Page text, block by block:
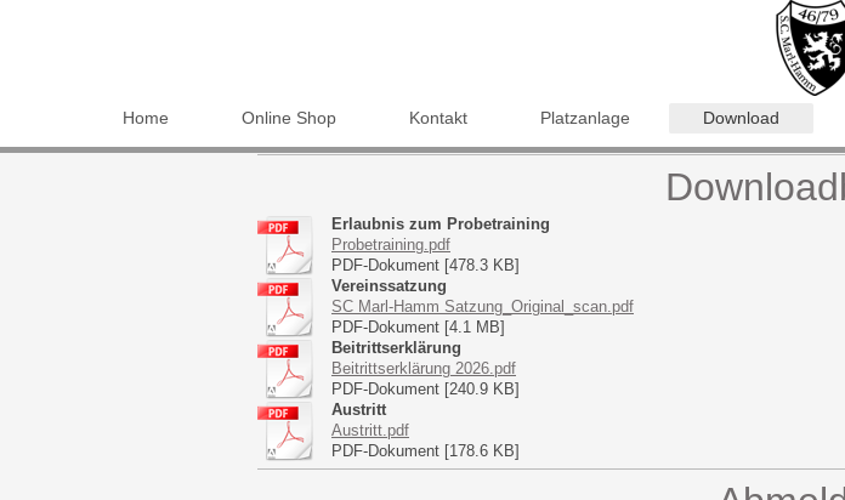
Home Online Shop Kontakt Platzanlage Download
Erlaubnis zum Probetraining
Probetraining.pdf
PDF-Dokument [478.3 KB]
Vereinssatzung
SC Marl-Hamm Satzung_Original_scan.pdf
PDF-Dokument [4.1 MB]
Beitrittserklärung
Beitrittserklärung 2026.pdf
PDF-Dokument [240.9 KB]
Austritt
Austritt.pdf
PDF-Dokument [178.6 KB]